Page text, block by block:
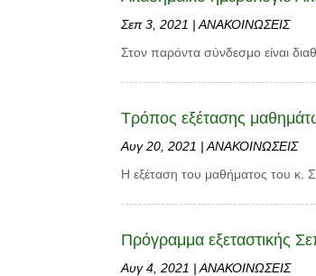
Σεπ 3, 2021 |ΑΝΑΚΟΙΝΩΣΕΙΣ
Στον παρόντα σύνδεσμο είναι
Τρόπος εξέτασης
Αυγ 20, 2021 |ΑΝΑΚΟΙΝΩΣΕΙΣ
H εξέταση του μαθήματος του κ.
Πρόγραμμα εξεταστικής
Αυγ 4, 2021 |ΑΝΑΚΟΙΝΩΣΕΙΣ